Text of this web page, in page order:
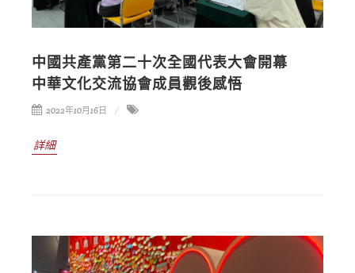
中國共產黨第二十次全國代表大會開幕
中華文化交流協會成員觀後感悟
2022年10月16日
詳細